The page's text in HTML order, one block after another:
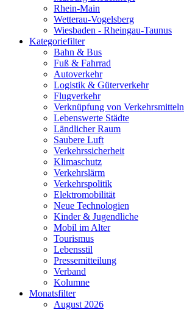
Rhein-Main
Wetterau-Vogelsberg
Wiesbaden - Rheingau-Taunus
Kategoriefilter
Bahn & Bus
Fuß & Fahrrad
Autoverkehr
Logistik & Güterverkehr
Flugverkehr
Verknüpfung von Verkehrsmitteln
Lebenswerte Städte
Ländlicher Raum
Saubere Luft
Verkehrssicherheit
Klimaschutz
Verkehrslärm
Verkehrspolitik
Elektromobilität
Neue Technologien
Kinder & Jugendliche
Mobil im Alter
Tourismus
Lebensstil
Pressemitteilung
Verband
Kolumne
Monatsfilter
August 2026